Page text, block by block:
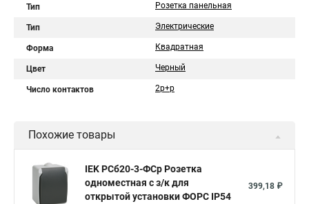
Тип Розетка панельная
Тип Электрические
Форма Квадратная
Цвет Черный
Число контактов 2р+р
Похожие товары
IEK РСб20-3-ФСр Розетка
одноместная с з/к для
открытой установки ФОРС IP54
399,18 ₽